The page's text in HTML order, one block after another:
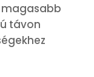
magasabb
távon